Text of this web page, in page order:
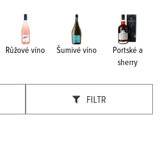
Růžové víno Šumivé víno
Portské a
sherry
FILTR